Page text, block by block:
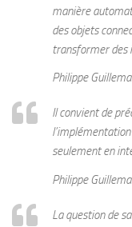
manière
des objets
transformer des
Philippe
Il convient de
seulement en
Philippe
La question de